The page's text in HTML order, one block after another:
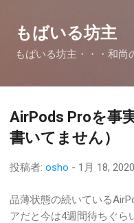
もばいる坊主
もばいる坊主・・・和尚
AirPods Proを事
書いてません）
投稿者: osho - 1月 18, 2020
品薄状態の続いている
アだと今は4週間待ちぐら